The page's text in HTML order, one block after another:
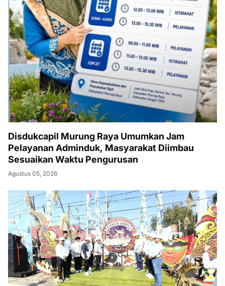
Disdukcapil Murung Raya Umumkan Jam
Pelayanan Adminduk, Masyarakat Diimbau
Sesuaikan Waktu Pengurusan
Agustus 05, 2026